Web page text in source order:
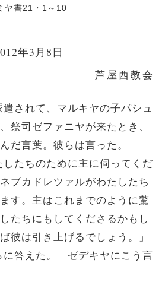
ヤ書21・1～10
年3月8日
芦屋西教会
されて、マルキヤの子パシュ
祭司ゼファニヤが来たとき、
だ言葉。彼らは言った。
たちのために主に伺ってくだ
ブカドレツァルがわたしたち
す。主はこれまでのように驚
たちにもしてくださるかもし
彼は引き上げるでしょう。」
答えた。「ゼデキヤにこう言